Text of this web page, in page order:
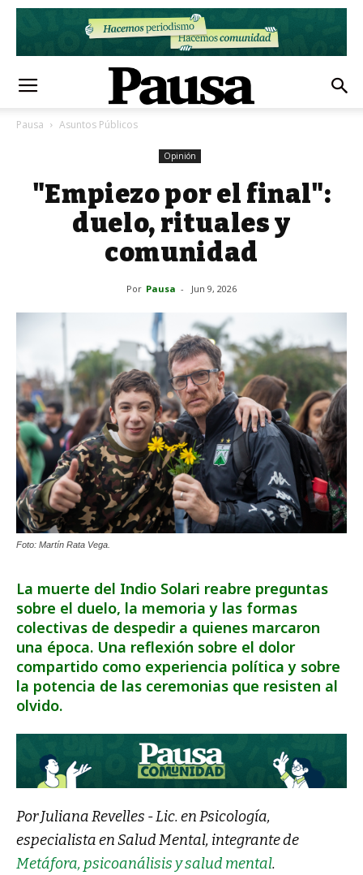
Pausa Asuntos Públicos
Opinión
"Empiezo por el final":
duelo, rituales y
comunidad
Por Pausa - Jun 9, 2026
Foto: Martín Rata Vega.
La muerte del Indio Solari reabre preguntas
sobre el duelo, la memoria y las formas
colectivas de despedir a quienes marcaron
una época. Una reflexión sobre el dolor
compartido como experiencia política y sobre
la potencia de las ceremonias que resisten al
olvido.
Por Juliana Revelles - Lic. en Psicología,
especialista en Salud Mental, integrante de
Metáfora, psicoanálisis y salud mental.